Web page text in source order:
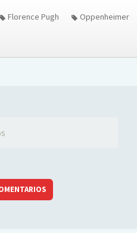
Florence Pugh Oppenheimer